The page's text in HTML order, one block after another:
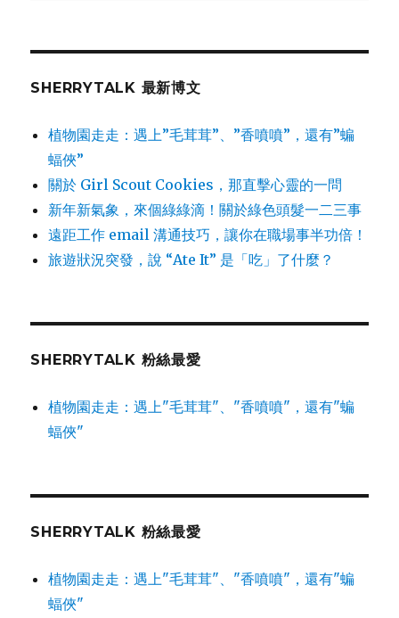
SHERRYTALK 最新博文
植物園走走：遇上”毛茸茸”、”香噴噴”，還有”蝙
蝠俠”
關於 Girl Scout Cookies，那直擊心靈的一問
新年新氣象，來個綠綠滴！關於綠色頭髮一二三事
遠距工作 email 溝通技巧，讓你在職場事半功倍！
旅遊狀況突發，說 “Ate It” 是「吃」了什麼？
SHERRYTALK 粉絲最愛
植物園走走：遇上"毛茸茸"、"香噴噴"，還有"蝙
蝠俠"
SHERRYTALK 粉絲最愛
植物園走走：遇上"毛茸茸"、"香噴噴"，還有"蝙
蝠俠"